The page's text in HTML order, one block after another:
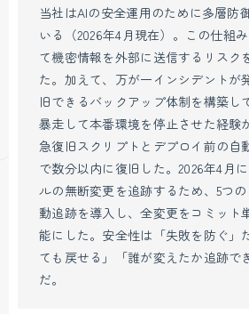
当社はAIの安全運用のために多層防
いる（2026年4月現在）。この仕組
て機密情報を外部に送信するリスク
た。加えて、万が一インシデントが
旧できるバックアップ体制を構築し
暴走して本番環境を停止させた経験
急復旧スクリプトとデプロイ前の自
で数分以内に復旧した。2026年4月
ルの無断変更を追跡するため、5つ
動追跡を導入し、全変更をコミット
能にした。安全性は「失敗を防ぐ」
ても戻せる」「誰が変えたか追跡で
だ。